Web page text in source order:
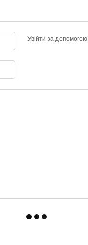
Увійти за допомогою